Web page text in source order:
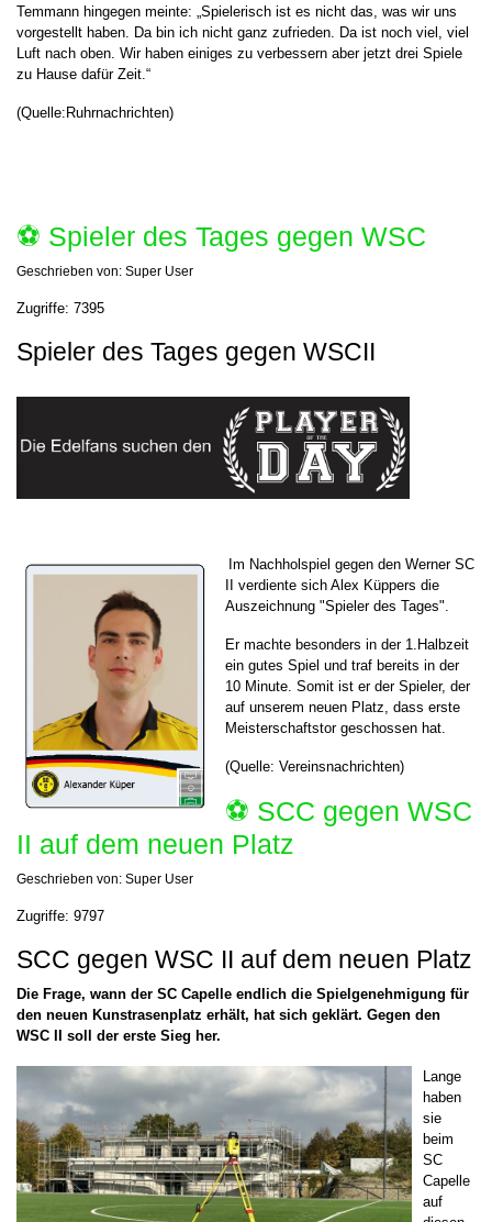
Temmann hingegen meinte: „Spielerisch ist es nicht das, was wir uns
vorgestellt haben. Da bin ich nicht ganz zufrieden. Da ist noch viel, viel
Luft nach oben. Wir haben einiges zu verbessern aber jetzt drei Spiele
zu Hause dafür Zeit.“
(Quelle:Ruhrnachrichten)
⚽️ Spieler des Tages gegen WSC
Geschrieben von: Super User
Zugriffe: 7395
Spieler des Tages gegen WSCII
Im Nachholspiel gegen den Werner SC
II verdiente sich Alex Küppers die
Auszeichnung "Spieler des Tages".
Er machte besonders in der 1.Halbzeit
ein gutes Spiel und traf bereits in der
10 Minute. Somit ist er der Spieler, der
auf unserem neuen Platz, dass erste
Meisterschaftstor geschossen hat.
(Quelle: Vereinsnachrichten)
⚽️ SCC gegen WSC
II auf dem neuen Platz
Geschrieben von: Super User
Zugriffe: 9797
SCC gegen WSC II auf dem neuen Platz
Die Frage, wann der SC Capelle endlich die Spielgenehmigung für
den neuen Kunstrasenplatz erhält, hat sich geklärt. Gegen den
WSC II soll der erste Sieg her.
Lange
haben
sie
beim
SC
Capelle
auf